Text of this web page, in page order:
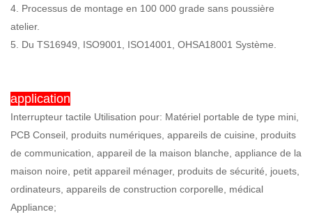
4. Processus de montage en 100 000 grade sans poussière
atelier.
5. Du TS16949, ISO9001, ISO14001, OHSA18001 Système.
application
Interrupteur tactile Utilisation pour: Matériel portable de type mini,
PCB Conseil, produits numériques, appareils de cuisine, produits
de communication, appareil de la maison blanche, appliance de la
maison noire, petit appareil ménager, produits de sécurité, jouets,
ordinateurs, appareils de construction corporelle, médical
Appliance;